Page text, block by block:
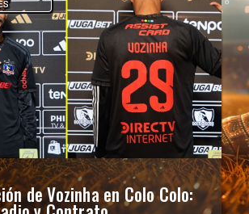
de Vozinha en Colo Colo: